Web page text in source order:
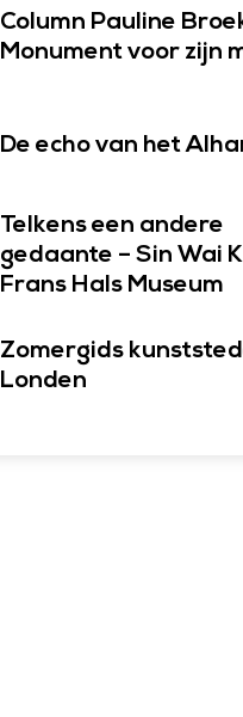
Column Pauline
Monument voor zijn
De echo van het
Telkens een andere
gedaante – Sin Wai
Frans Hals Museum
Zomergids
Londen